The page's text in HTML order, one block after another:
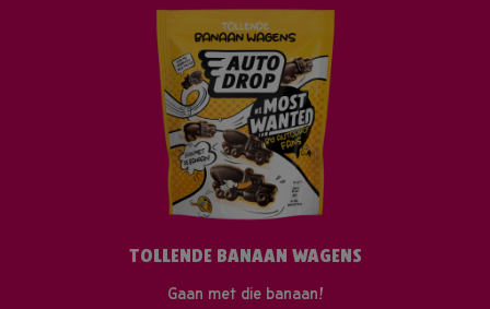
TOLLENDE BANAAN WAGENS
Gaan met die banaan!